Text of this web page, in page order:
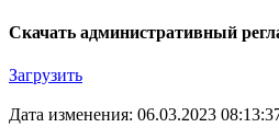
Скачать административный
Загрузить
Дата изменения: 06.03.2023